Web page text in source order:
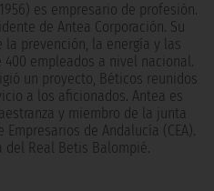
es empresario de profesión.
de Antea Corporación. Su
prevención, la energía y las
empleados a nivel nacional.
un proyecto, Béticos reunidos
a los aficionados. Antea es
y miembro de la junta
de Andalucía (CEA).
Real Betis Balompié.